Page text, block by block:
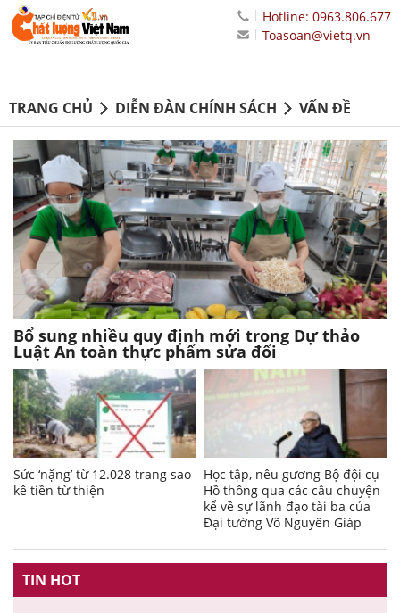
Hotline: 0963.806.677
Toasoan@vietq.vn
TRANG CHỦ DIỄN ĐÀN CHÍNH SÁCH VẤN ĐỀ
Bổ sung nhiều quy định mới trong Dự thảo
Luật An toàn thực phẩm sửa đổi
Sức ‘nặng’ từ 12.028 trang sao
kê tiền từ thiện
Học tập, nêu gương Bộ đội cụ
Hồ thông qua các câu chuyện
kể về sự lãnh đạo tài ba của
Đại tướng Võ Nguyên Giáp
TIN HOT